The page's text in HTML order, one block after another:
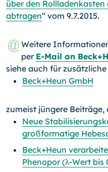
über den
abtragen“ vom 9.7.2015.
Weitere
per E-Mail an
siehe auch für
Beck+Heun GmbH
zumeist jüngere Beiträge,
Neue
großformatige
Beck+Heun
Phenopor (λ-Wert